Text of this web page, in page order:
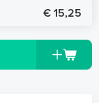
€ 15,25